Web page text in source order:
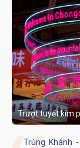
Trượt tuyết kim
Trùng Khánh